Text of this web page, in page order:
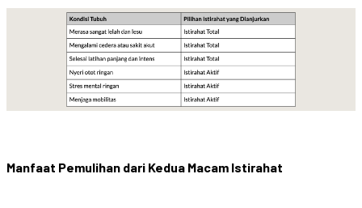
Manfaat Pemulihan dari Kedua Macam Istirahat